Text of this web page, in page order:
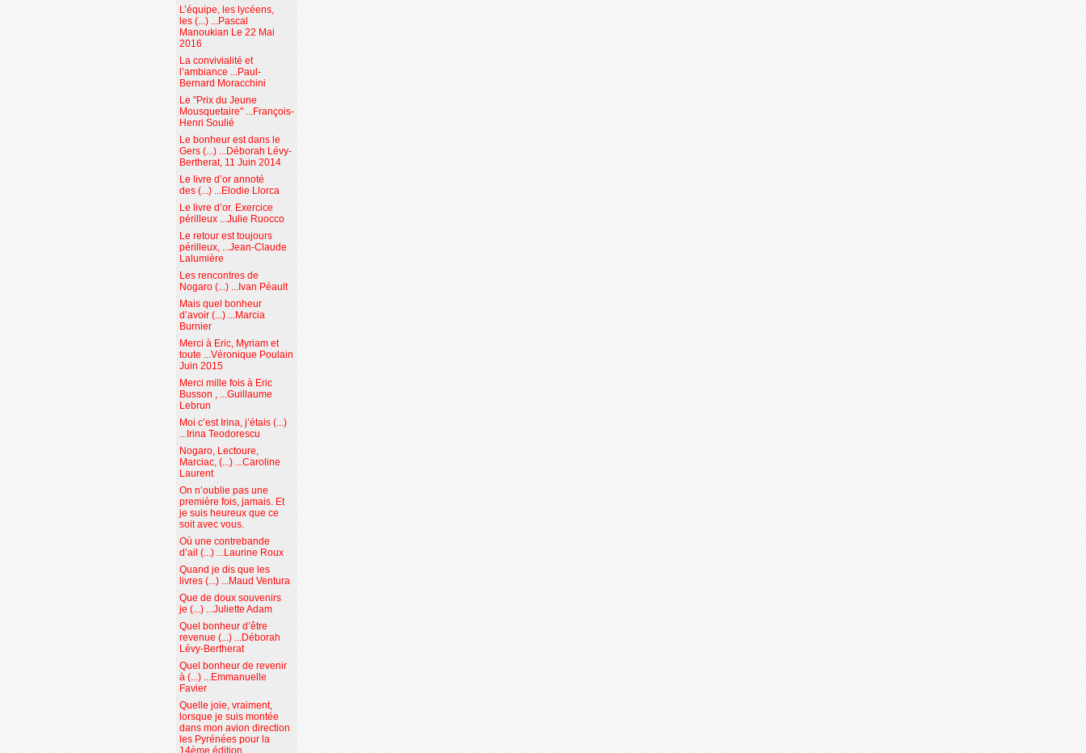
L’équipe, les lycéens,
les (...) ...Pascal
Manoukian Le 22 Mai
2016
La convivialité et
l’ambiance ...Paul-
Bernard Moracchini
Le "Prix du Jeune
Mousquetaire" ...François-
Henri Soulié
Le bonheur est dans le
Gers (...) ...Déborah Lévy-
Bertherat, 11 Juin 2014
Le livre d’or annoté
des (...) ...Elodie Llorca
Le livre d’or. Exercice
périlleux ...Julie Ruocco
Le retour est toujours
périlleux, ...Jean-Claude
Lalumière
Les rencontres de
Nogaro (...) ...Ivan Péault
Mais quel bonheur
d’avoir (...) ...Marcia
Burnier
Merci à Eric, Myriam et
toute ...Véronique Poulain
Juin 2015
Merci mille fois à Eric
Busson , ...Guillaume
Lebrun
Moi c’est Irina, j’étais (...)
...Irina Teodorescu
Nogaro, Lectoure,
Marciac, (...) ...Caroline
Laurent
On n’oublie pas une
première fois, jamais. Et
je suis heureux que ce
soit avec vous.
Où une contrebande
d’ail (...) ...Laurine Roux
Quand je dis que les
livres (...) ...Maud Ventura
Que de doux souvenirs
je (...) ...Juliette Adam
Quel bonheur d’être
revenue (...) ...Déborah
Lévy-Bertherat
Quel bonheur de revenir
à (...) ...Emmanuelle
Favier
Quelle joie, vraiment,
lorsque je suis montée
dans mon avion direction
les Pyrénées pour la